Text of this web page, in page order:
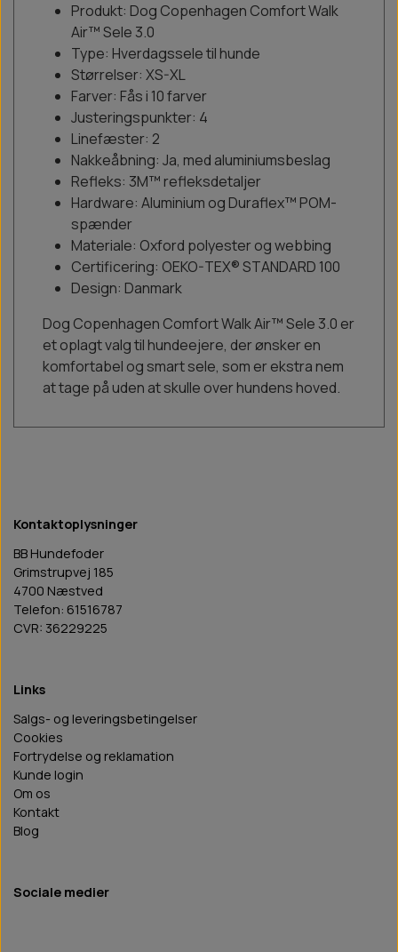
Produkt: Dog Copenhagen Comfort Walk
Air™ Sele 3.0
Type: Hverdagssele til hunde
Størrelser: XS-XL
Farver: Fås i 10 farver
Justeringspunkter: 4
Linefæster: 2
Nakkeåbning: Ja, med aluminiumsbeslag
Refleks: 3M™ refleksdetaljer
Hardware: Aluminium og Duraflex™ POM-
spænder
Materiale: Oxford polyester og webbing
Certificering: OEKO-TEX® STANDARD 100
Design: Danmark
Dog Copenhagen Comfort Walk Air™ Sele 3.0 er
et oplagt valg til hundeejere, der ønsker en
komfortabel og smart sele, som er ekstra nem
at tage på uden at skulle over hundens hoved.
Kontaktoplysninger
BB Hundefoder
Grimstrupvej 185
4700 Næstved
Telefon: 61516787
CVR: 36229225
Links
Salgs- og leveringsbetingelser
Cookies
Fortrydelse og reklamation
Kunde login
Om os
Kontakt
Blog
Sociale medier